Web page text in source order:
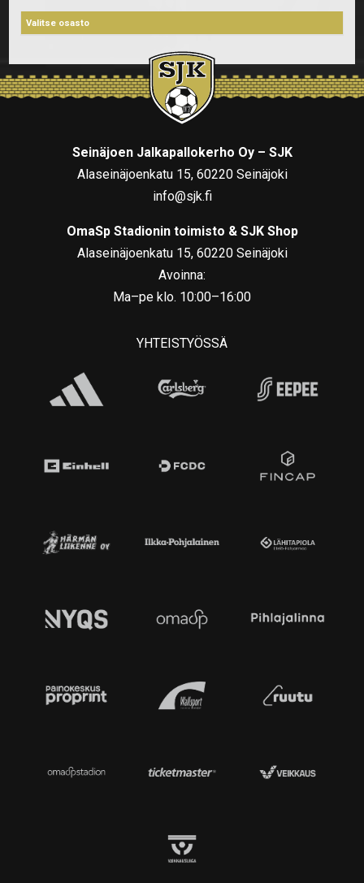
Seinäjoen Jalkapallokerho Oy – SJK
Alaseinäjoenkatu 15, 60220 Seinäjoki
info@sjk.fi
OmaSp Stadionin toimisto & SJK Shop
Alaseinäjoenkatu 15, 60220 Seinäjoki
Avoinna:
Ma–pe klo. 10:00–16:00
YHTEISTYÖSSÄ